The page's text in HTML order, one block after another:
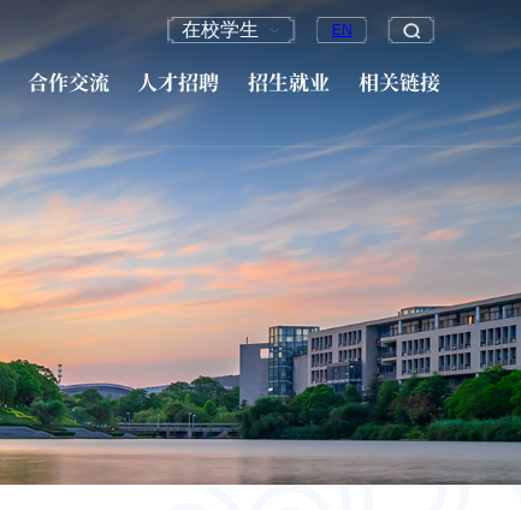
在校学生 EN
合作交流 人才招聘 招生就业 相关链接